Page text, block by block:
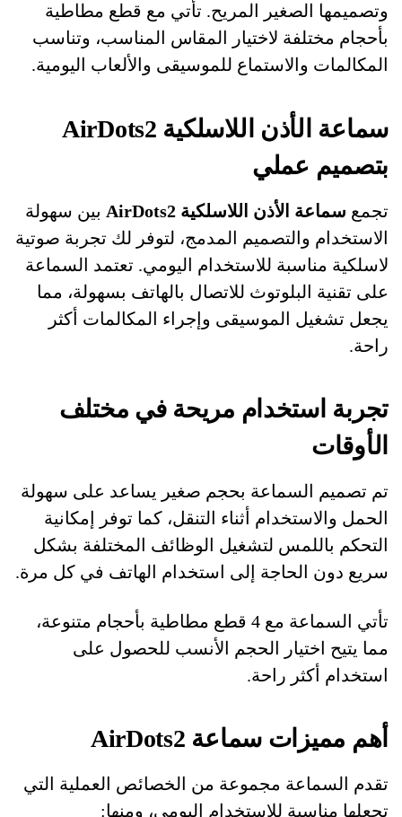
وتصميمها الصغير المريح. تأتي مع قطع مطاطية
بأحجام مختلفة لاختيار المقاس المناسب، وتناسب
المكالمات والاستماع للموسيقى والألعاب اليومية.
سماعة الأذن اللاسلكية AirDots2
بتصميم عملي
تجمع سماعة الأذن اللاسلكية AirDots2
بين سهولة
الاستخدام والتصميم المدمج، لتوفر لك تجربة صوتية
لاسلكية مناسبة للاستخدام اليومي. تعتمد السماعة
على تقنية البلوتوث للاتصال بالهاتف بسهولة، مما
يجعل تشغيل الموسيقى وإجراء المكالمات أكثر
راحة.
تجربة استخدام مريحة في مختلف
الأوقات
تم تصميم السماعة بحجم صغير يساعد على سهولة
الحمل والاستخدام أثناء التنقل، كما توفر إمكانية
التحكم باللمس لتشغيل الوظائف المختلفة بشكل
سريع دون الحاجة إلى استخدام الهاتف في كل مرة.
تأتي السماعة مع 4 قطع مطاطية بأحجام متنوعة،
مما يتيح اختيار الحجم الأنسب للحصول على
استخدام أكثر راحة.
أهم مميزات سماعة AirDots2
تقدم السماعة مجموعة من الخصائص العملية التي
تجعلها مناسبة للاستخدام اليومي، ومنها: